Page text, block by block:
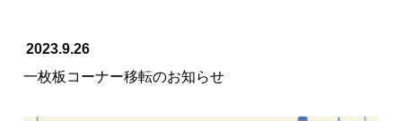
2023.9.26
一枚板コーナー移転のお知らせ